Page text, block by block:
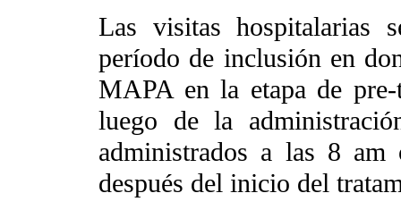
Las visitas hospitalarias
período de inclusión en
MAPA en la etapa de
luego de la
administrados a las 8
después del inicio del